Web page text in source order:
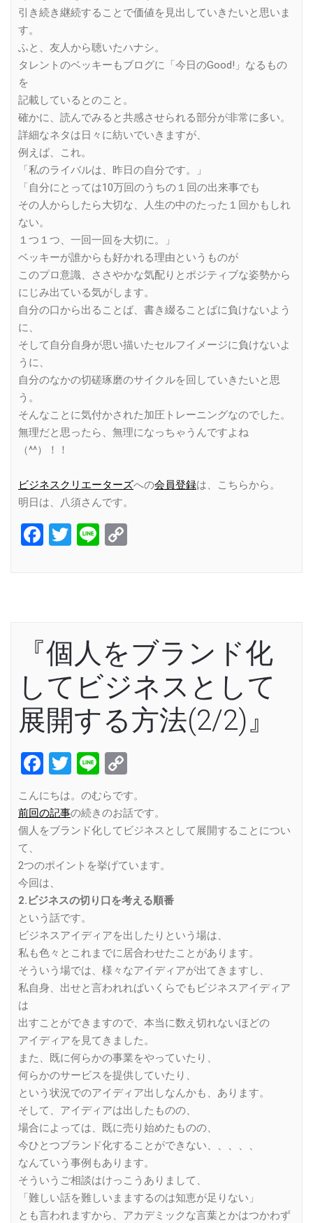
引き続き継続することで価値を見出していきたいと思いま
す。
ふと、友人から聴いたハナシ。
タレントのベッキーもブログに「今日のGood!」なるもの
を
記載しているとのこと。
確かに、読んでみると共感させられる部分が非常に多い。
詳細なネタは日々に紡いでいきますが、
例えば、これ。
「私のライバルは、昨日の自分です。」
「自分にとっては10万回のうちの１回の出来事でも
その人からしたら大切な、人生の中のたった１回かもしれ
ない。
１つ１つ、一回一回を大切に。」
ベッキーが誰からも好かれる理由というものが
このプロ意識、ささやかな気配りとポジティブな姿勢から
にじみ出ている気がします。
自分の口から出ることば、書き綴ることばに負けないよう
に、
そして自分自身が思い描いたセルフイメージに負けないよ
うに、
自分のなかの切磋琢磨のサイクルを回していきたいと思
う。
そんなことに気付かされた加圧トレーニングなのでした。
無理だと思ったら、無理になっちゃうんですよね
（^^）！！
ビジネスクリエーターズへの会員登録は、こちらから。
明日は、八須さんです。
Facebook
Twitter
Line
『個人をブランド化
してビジネスとして
展開する方法(2/2)』
Facebook
Twitter
Line
Link
こんにちは。のむらです。
前回の記事の続きのお話です。
個人をブランド化してビジネスとして展開することについ
て、
2つのポイントを挙げています。
今回は、
2.ビジネスの切り口を考える順番
という話です。
ビジネスアイディアを出したりという場は、
私も色々とこれまでに居合わせたことがあります。
そういう場では、様々なアイディアが出てきますし、
私自身、出せと言われればいくらでもビジネスアイディア
は
出すことができますので、本当に数え切れないほどの
アイディアを見てきました。
また、既に何らかの事業をやっていたり、
何らかのサービスを提供していたり、
という状況でのアイディア出しなんかも、あります。
そして、アイディアは出したものの、
場合によっては、既に売り始めたものの、
今ひとつブランド化することができない、、、、、
なんていう事例もあります。
そういうご相談はけっこうありまして、
「難しい話を難しいままするのは知恵が足りない」
とも言われますから、アカデミックな言葉とかはつかわず